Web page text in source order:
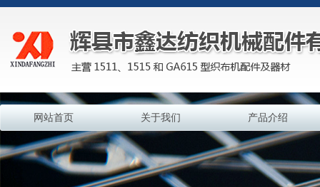
网站首页 关于我们 产品介绍